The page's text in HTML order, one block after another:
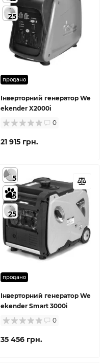
продано
Інверторний генератор We
ekender X2000i
25
0
21 915 грн.
продано
Інверторний генератор We
ekender Smart 3000i
5
5
25
0
35 456 грн.